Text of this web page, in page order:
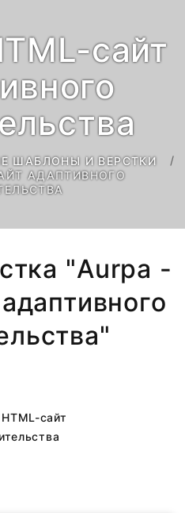
сайт
ШАБЛОНЫ И ВЕРСТКИ
АДАПТИВНОГО
"Aurpa -